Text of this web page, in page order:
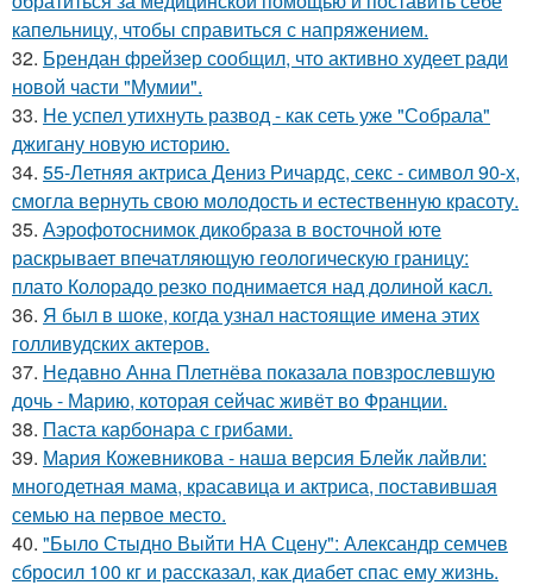
капельницу, чтобы справиться с напряжением.
32. Брендан фрейзер сообщил, что активно худеет ради
новой части "Мумии".
33. Не успел утихнуть развод - как сеть уже "Собрала"
джигану новую историю.
34. 55-Летняя актриса Дениз Ричардс, секс - символ 90-х,
смогла вернуть свою молодость и естественную красоту.
35. Аэрофотоснимок дикобpaза в восточной юте
раскрывает впечатляющую геологическую границу:
плато Колорадо резко поднимается над долиной касл.
36. Я был в шоке, когда узнал настоящие имена этих
голливудских актеров.
37. Недавно Анна Плетнёва показала повзрослевшую
дочь - Марию, которая сейчас живёт во Франции.
38. Паста карбонара с грибами.
39. Мария Кожевникова - наша версия Блейк лайвли:
многодетная мама, красавица и актриса, поставившая
семью на первое место.
40. "Было Стыдно Выйти НА Сцену": Александр семчев
сбросил 100 кг и рассказал, как диабет спас ему жизнь.